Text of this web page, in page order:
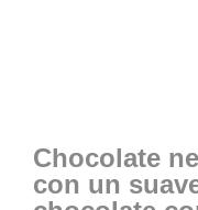
Chocolate
con un